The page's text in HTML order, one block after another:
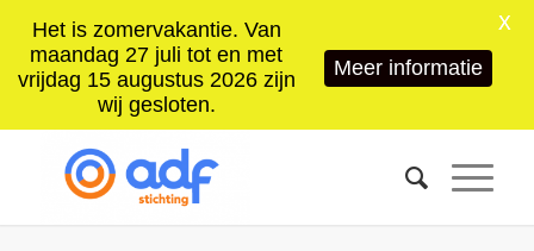
Het is zomervakantie. Van
maandag 27 juli tot en met
vrijdag 15 augustus 2026 zijn
wij gesloten.
Meer informatie
X